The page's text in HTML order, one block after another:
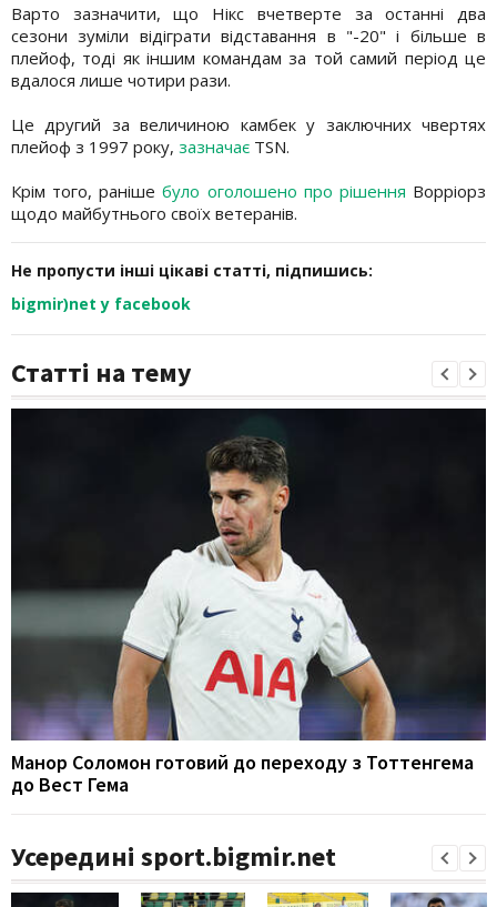
Варто зазначити, що Нікс вчетверте за останні два
сезони зуміли відіграти відставання в "-20" і більше в
плейоф, тоді як іншим командам за той самий період це
вдалося лише чотири рази.
Це другий за величиною камбек у заключних чвертях
плейоф з 1997 року, зазначає TSN.
Крім того, ранішебуло оголошено про рішення Ворріорз
щодо майбутнього своїх ветеранів.
Не пропусти інші цікаві статті, підпишись:
bigmir)net у facebook
Статті на тему
Манор Соломон готовий до переходу з Тоттенгема
до Вест Гема
Усередині sport.bigmir.net